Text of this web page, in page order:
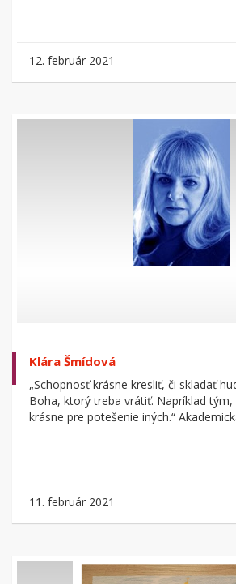
12. február 2021
Klára Šmídová
„Schopnosť krásne kresliť, či skladať
Boha, ktorý treba vrátiť. Napríklad
krásne pre potešenie iných.“
11. február 2021